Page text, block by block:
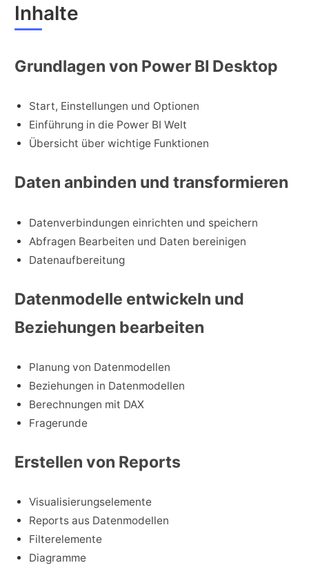
Inhalte
Grundlagen von Power BI Desktop
Start, Einstellungen und Optionen
Einführung in die Power BI Welt
Übersicht über wichtige Funktionen
Daten anbinden und transformieren
Datenverbindungen einrichten und speichern
Abfragen Bearbeiten und Daten bereinigen
Datenaufbereitung
Datenmodelle entwickeln und
Beziehungen bearbeiten
Planung von Datenmodellen
Beziehungen in Datenmodellen
Berechnungen mit DAX
Fragerunde
Erstellen von Reports
Visualisierungselemente
Reports aus Datenmodellen
Filterelemente
Diagramme